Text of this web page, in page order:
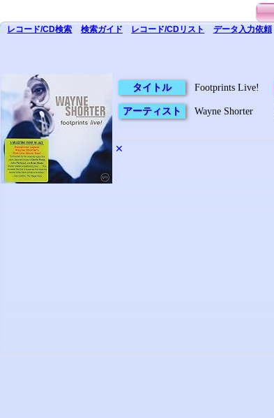
レコード/CD検索 検索ガイド レコード/CDリスト データ入力依頼
タイトル Footprints Live!
アーティスト Wayne Shorter
✕